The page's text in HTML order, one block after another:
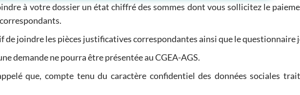
à votre dossier un état chiffré des sommes dont vous sollicitez le
de joindre les pièces justificatives correspondantes ainsi que le questionnaire
demande ne pourra être présentée au CGEA-AGS.
que, compte tenu du caractère confidentiel des données sociales